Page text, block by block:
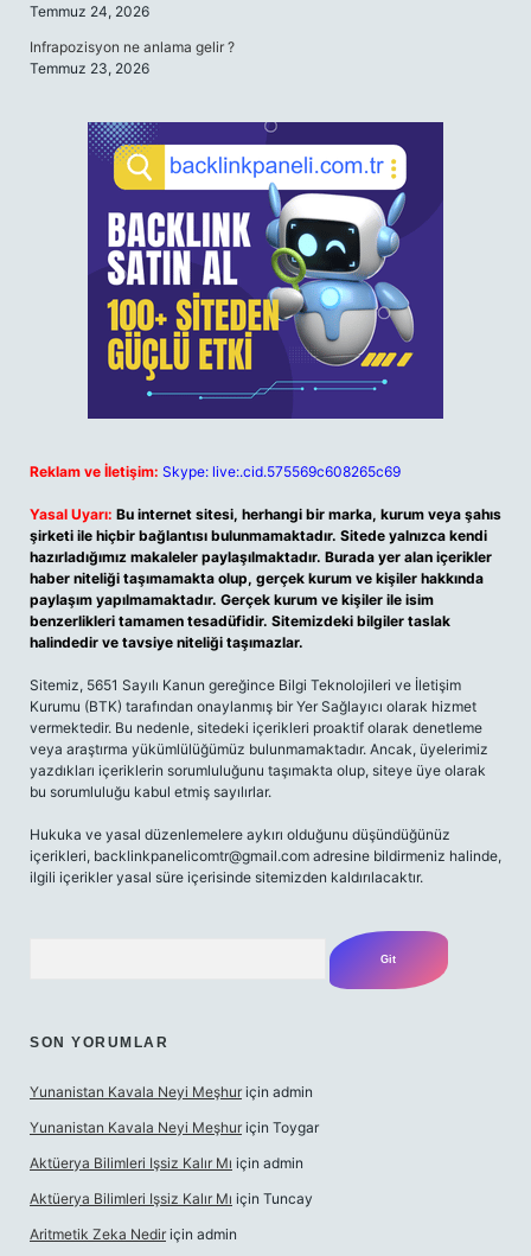
Temmuz 24, 2026
Infrapozisyon ne anlama gelir ?
Temmuz 23, 2026
Reklam ve İletişim: Skype: live:.cid.575569c608265c69
Yasal Uyarı: Bu internet sitesi, herhangi bir marka, kurum veya şahıs
şirketi ile hiçbir bağlantısı bulunmamaktadır. Sitede yalnızca kendi
hazırladığımız makaleler paylaşılmaktadır. Burada yer alan içerikler
haber niteliği taşımamakta olup, gerçek kurum ve kişiler hakkında
paylaşım yapılmamaktadır. Gerçek kurum ve kişiler ile isim
benzerlikleri tamamen tesadüfidir. Sitemizdeki bilgiler taslak
halindedir ve tavsiye niteliği taşımazlar.
Sitemiz, 5651 Sayılı Kanun gereğince Bilgi Teknolojileri ve İletişim
Kurumu (BTK) tarafından onaylanmış bir Yer Sağlayıcı olarak hizmet
vermektedir. Bu nedenle, sitedeki içerikleri proaktif olarak denetleme
veya araştırma yükümlülüğümüz bulunmamaktadır. Ancak, üyelerimiz
yazdıkları içeriklerin sorumluluğunu taşımakta olup, siteye üye olarak
bu sorumluluğu kabul etmiş sayılırlar.
Hukuka ve yasal düzenlemelere aykırı olduğunu düşündüğünüz
içerikleri, backlinkpanelicomtr@gmail.com adresine bildirmeniz halinde,
ilgili içerikler yasal süre içerisinde sitemizden kaldırılacaktır.
SON YORUMLAR
Yunanistan Kavala Neyi Meşhur için admin
Yunanistan Kavala Neyi Meşhur için Toygar
Aktüerya Bilimleri Işsiz Kalır Mı için admin
Aktüerya Bilimleri Işsiz Kalır Mı için Tuncay
Aritmetik Zeka Nedir için admin